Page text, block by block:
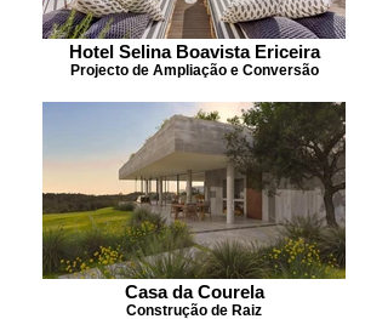
Hotel Selina Boavista Ericeira
Projecto de Ampliação e Conversão
Casa da Courela
Construção de Raiz